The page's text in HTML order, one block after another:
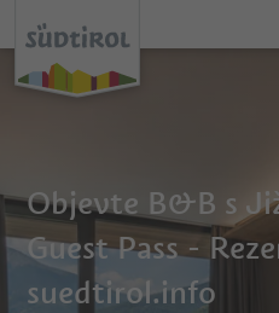
Objevte B&B s
Guest Pass -
suedtirol.info